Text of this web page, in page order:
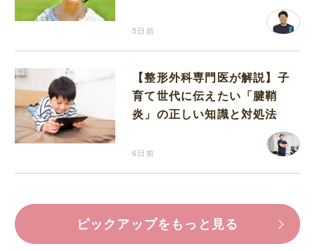
5日前
【整形外科専門医が解説】子
育て世代に伝えたい「腱鞘
炎」の正しい知識と対処法
6日前
ピックアップをもっと見る